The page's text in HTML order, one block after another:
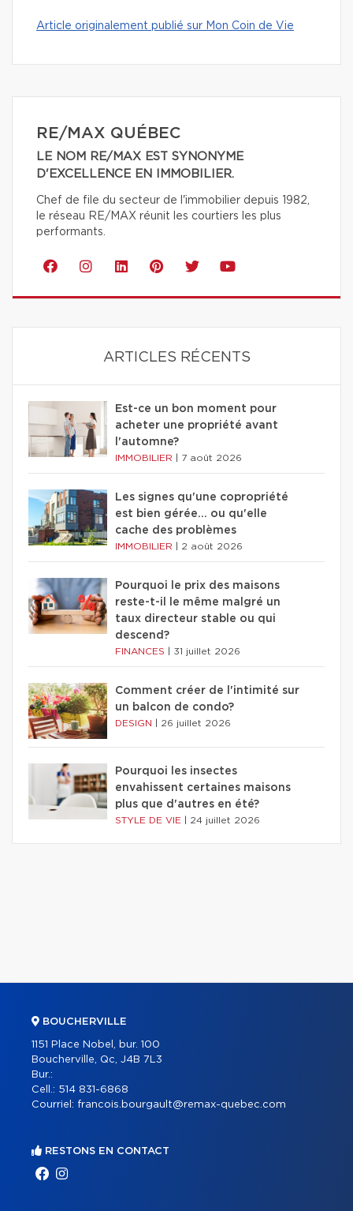
Article originalement publié sur Mon Coin de Vie
RE/MAX QUÉBEC
LE NOM RE/MAX EST SYNONYME
D'EXCELLENCE EN IMMOBILIER.
Chef de file du secteur de l'immobilier depuis 1982,
le réseau RE/MAX réunit les courtiers les plus
performants.
ARTICLES RÉCENTS
Est-ce un bon moment pour
acheter une propriété avant
l'automne?
IMMOBILIER 7 août 2026
Les signes qu'une copropriété
est bien gérée… ou qu'elle
cache des problèmes
IMMOBILIER 2 août 2026
Pourquoi le prix des maisons
reste-t-il le même malgré un
taux directeur stable ou qui
descend?
FINANCES 31 juillet 2026
Comment créer de l'intimité sur
un balcon de condo?
DESIGN 26 juillet 2026
Pourquoi les insectes
envahissent certaines maisons
plus que d'autres en été?
STYLE DE VIE 24 juillet 2026
BOUCHERVILLE
1151 Place Nobel, bur. 100
Boucherville, Qc, J4B 7L3
Bur.:
Cell.: 514 831-6868
Courriel: francois.bourgault@remax-quebec.com
RESTONS EN CONTACT